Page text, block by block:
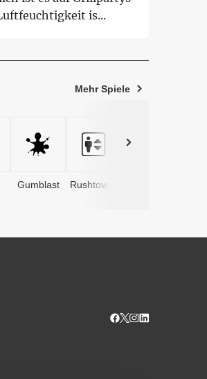
is...
Mehr Spiele
Gumblast Rushtower